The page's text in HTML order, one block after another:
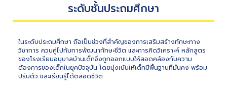
ระดับชั้นประถมศึกษา
ในระดับประถมศึกษา ถือเป็นช่วงที่สำคัญของการเสริมสร้างทักษะทาง
วิชาการ ควบคู่ไปกับการพัฒนาทักษะชีวิต และการคิดวิเคราะห์ หลักสูตร
ของโรงเรียนอนุบาลบ้านเด็กจึงถูกออกแบบให้สอดคล้องกับความ
ต้องการของเด็กในยุคปัจจุบัน โดยมุ่งเน้นให้เด็กมีพื้นฐานที่มั่นคง พร้อม
ปรับตัว และเรียนรู้ได้ตลอดชีวิต